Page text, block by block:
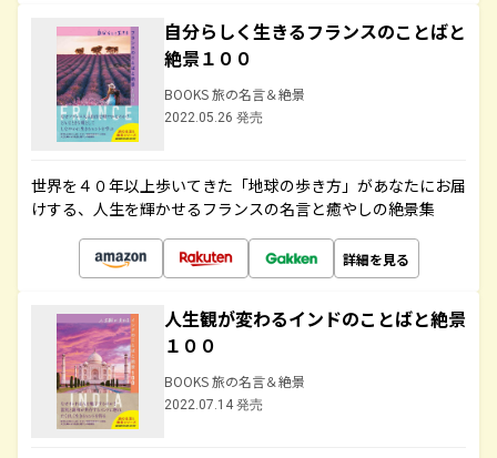
自分らしく生きるフランスのことばと
絶景１００
BOOKS 旅の名言＆絶景
2022.05.26 発売
世界を４０年以上歩いてきた「地球の歩き方」があなたにお届
けする、人生を輝かせるフランスの名言と癒やしの絶景集
詳細を見る
人生観が変わるインドのことばと絶景
１００
BOOKS 旅の名言＆絶景
2022.07.14 発売